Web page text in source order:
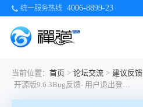
统一服务热线 4006-8899-23
当前位置： 首页 > 论坛交流 > 建议反馈
开源版9.6.3Bug反馈- 用户退出登录失效